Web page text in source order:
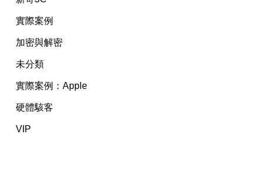
實際案例
加密與解密
未分類
實際案例：Apple
硬體駭客
VIP